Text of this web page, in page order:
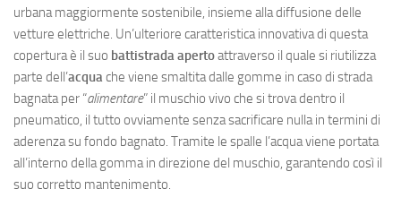
urbana maggiormente sostenibile, insieme alla diffusione delle
vetture elettriche. Un’ulteriore caratteristica innovativa di questa
copertura è il suo battistrada apertoattraverso il quale si riutilizza
parte dell’acquache viene smaltita dalle gomme in caso di strada
bagnata per “alimentare” il muschio vivo che si trova dentro il
pneumatico, il tutto ovviamente senza sacrificare nulla in termini di
aderenza su fondo bagnato. Tramite le spalle l’acqua viene portata
all’interno della gomma in direzione del muschio, garantendo così il
suo corretto mantenimento.